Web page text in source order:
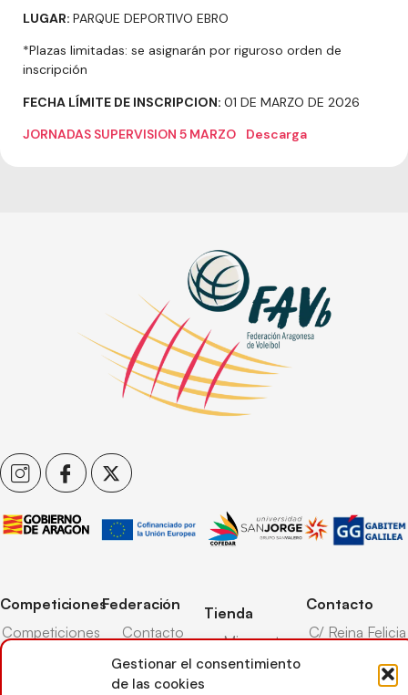
Gestionar el consentimiento
de las cookies
LUGAR: PARQUE DEPORTIVO EBRO
*Plazas limitadas: se asignarán por riguroso orden de
inscripción
FECHA LÍMITE DE INSCRIPCION: 01 DE MARZO DE 2026
JORNADAS SUPERVISION 5 MARZO
Descarga
Competiciones
Competiciones
Federación
Contacto
Transparencia
Árbitros
Tienda
Mi cuenta
Carrito
Contacto
C/ Reina Felicia
50003,
Zaragoza